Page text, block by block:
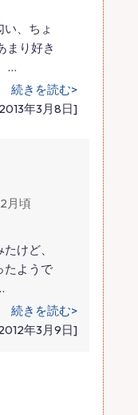
、ちょ
まり好き
…
続きを読む>
年3月8日]
月頃
けど、
たようで
続きを読む>
年3月9日]